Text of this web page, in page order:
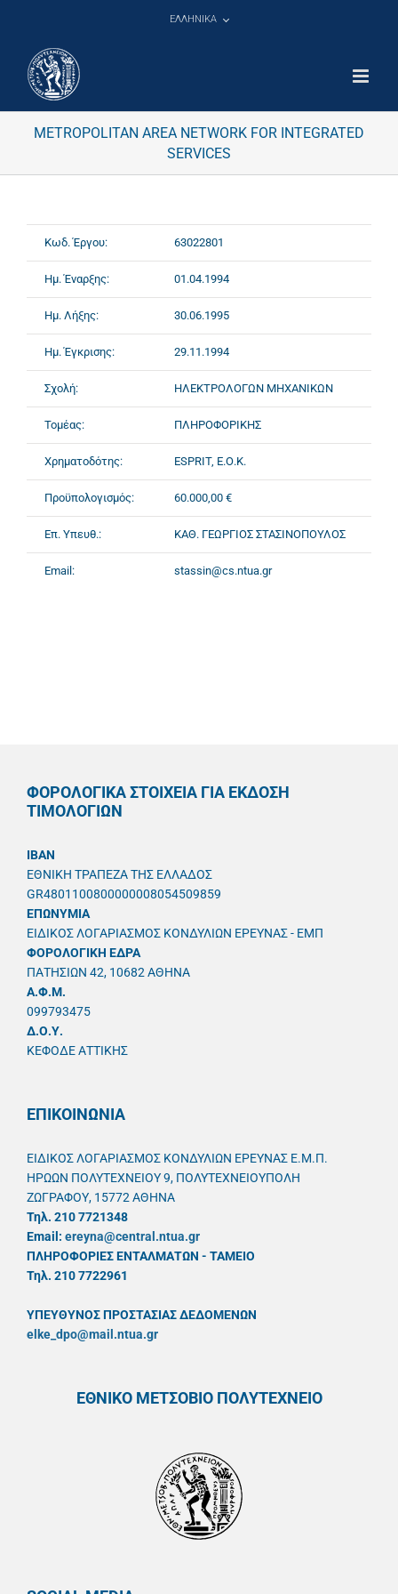
ΕΛΛΗΝΙΚΑ
METROPOLITAN AREA NETWORK FOR INTEGRATED
SERVICES
Κωδ. Έργου: 63022801
Ημ. Έναρξης: 01.04.1994
Ημ. Λήξης: 30.06.1995
Ημ. Έγκρισης: 29.11.1994
Σχολή: ΗΛΕΚΤΡΟΛΟΓΩΝ ΜΗΧΑΝΙΚΩΝ
Τομέας: ΠΛΗΡΟΦΟΡΙΚΗΣ
Χρηματοδότης: ESPRIT, Ε.Ο.Κ.
Προϋπολογισμός: 60.000,00 €
Επ. Υπευθ.: ΚΑΘ. ΓΕΩΡΓΙΟΣ ΣΤΑΣΙΝΟΠΟΥΛΟΣ
Email: stassin@cs.ntua.gr
ΦΟΡΟΛΟΓΙΚΑ ΣΤΟΙΧΕΙΑ ΓΙΑ ΕΚΔΟΣΗ
ΤΙΜΟΛΟΓΙΩΝ
IBAN
ΕΘΝΙΚΗ ΤΡΑΠΕΖΑ ΤΗΣ ΕΛΛΑΔΟΣ
GR4801100800000008054509859
ΕΠΩΝΥΜΙΑ
ΕΙΔΙΚΟΣ ΛΟΓΑΡΙΑΣΜΟΣ ΚΟΝΔΥΛΙΩΝ ΕΡΕΥΝΑΣ - ΕΜΠ
ΦΟΡΟΛΟΓΙΚΗ ΕΔΡΑ
ΠΑΤΗΣΙΩΝ 42, 10682 ΑΘΗΝΑ
A.Φ.Μ.
099793475
Δ.Ο.Υ.
ΚΕΦΟΔΕ ΑΤΤΙΚΗΣ
ΕΠΙΚΟΙΝΩΝΙΑ
ΕΙΔΙΚΟΣ ΛΟΓΑΡΙΑΣΜΟΣ ΚΟΝΔΥΛΙΩΝ ΕΡΕΥΝΑΣ Ε.Μ.Π.
ΗΡΩΩΝ ΠΟΛΥΤΕΧΝΕΙΟΥ 9, ΠΟΛΥΤΕΧΝΕΙΟΥΠΟΛΗ
ΖΩΓΡΑΦΟΥ, 15772 ΑΘΗΝΑ
Τηλ. 210 7721348
Email: ereyna@central.ntua.gr
ΠΛΗΡΟΦΟΡΙΕΣ ΕΝΤΑΛΜΑΤΩΝ - ΤΑΜΕΙΟ
Τηλ. 210 7722961
ΥΠΕΥΘYΝΟΣ ΠΡΟΣΤΑΣΙΑΣ ΔΕΔΟΜΕΝΩΝ
elke_dpo@mail.ntua.gr
ΕΘΝΙΚΟ ΜΕΤΣΟΒΙΟ ΠΟΛΥΤΕΧΝΕΙΟ